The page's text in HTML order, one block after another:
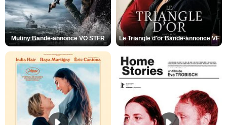
Mutiny Bande-annonce VO STFR Le Triangle d'or Bande-annonce VF